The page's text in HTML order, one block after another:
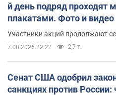
й день подряд проходят
плакатами. Фото и видео
Участники акций продолжают
7.08.2026 22:22 2,7 т.
Сенат США одобрил
санкциях против